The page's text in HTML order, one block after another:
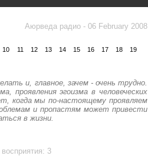
Аюрведа радио - 06 February 2008
10 11 12 13 14 15 16 17 18
19
и, главное, зачем - очень трудно.
проявления эгоизма в человеческих
когда мы по-настоящему проявляем
и пропастям может привести
в жизни.
3